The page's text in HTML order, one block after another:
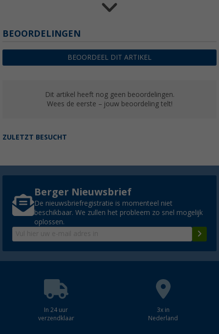
Berger doek spanklem 2-pak
€ 10,99Adviesprijs€ 12,99
BEOORDELINGEN
BEOORDEEL DIT ARTIKEL
Dit artikel heeft nog geen beoordelingen.
Wees de eerste – jouw beoordeling telt!
ZULETZT BESUCHT
Berger Nieuwsbrief
De nieuwsbriefregistratie is momenteel niet
beschikbaar. We zullen het probleem zo snel mogelijk
oplossen.
In 24 uur
verzendklaar
3x in
Nederland